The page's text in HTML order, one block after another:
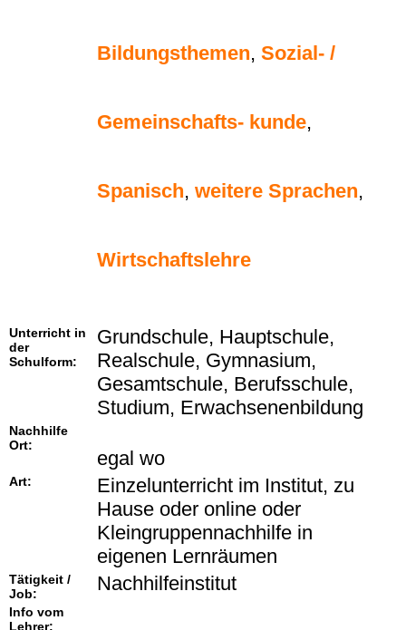
Bildungsthemen, Sozial- /
Gemeinschafts- kunde,
Spanisch, weitere Sprachen,
Wirtschaftslehre
Unterricht in
der
Schulform:
Grundschule, Hauptschule,
Realschule, Gymnasium,
Gesamtschule, Berufsschule,
Studium, Erwachsenenbildung
Nachhilfe
Ort:
egal wo
Art:
Einzelunterricht im Institut, zu
Hause oder online oder
Kleingruppennachhilfe in
eigenen Lernräumen
Tätigkeit /
Job:
Nachhilfeinstitut
Info vom
Lehrer: